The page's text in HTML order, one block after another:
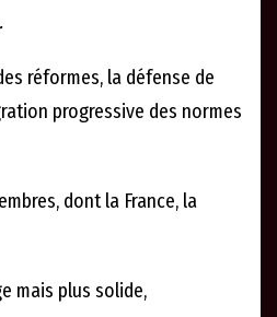
réformes, la défense de
progressive des normes
dont la France, la
mais plus solide,